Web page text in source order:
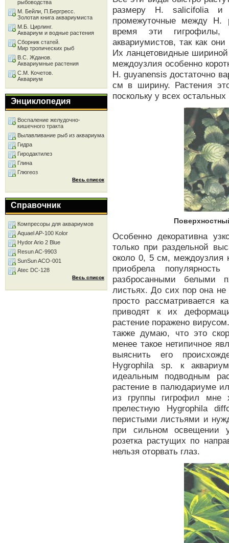
размеру Н. salicifolia и
промежуточные между Н.
время эти
аквариумистов, так как
Их ланцетовидные
междоузлия особенно
Н. guyanensis достаточно
см в ширину. Растения
поскольку у всех
Особенно декоративна
только при раздельной
около 0, 5 см,
приобрела
разбросанными белыми
листьях. До сих пор она не
просто рассматривается
приводят к их
растение поражено
также думаю, что это
менее такое нетипичное
выяснить его
Hygrophila sp. к
идеальным подводным
растение в палюдариуме
из группы гигрофил мне
прелестную Hygrophila
перистыми листьями и
при сильном освещении
розетка растущих по
нельзя оторвать глаз.
рыбоводства
М. Бейли, П.Бергресс.
Золотая книга аквариумиста
М.Б. Цирлинг.
Аквариум и водные растения
Сборник статей.
Мир тропических рыб
В.С. Жданов.
Аквариумные растения
С.М. Кочетов.
Аквариум
Энциклопедия
Воспаление желудочно-
кишечного тракта
Вылавливание рыб из аквариума
Гидра
Гиродактилез
Глина
Глюгеоз
Весь список
Справочник
Компресоры для аквариумов
Aquael AP-100 Kolor
Hydor Ario 2 Blue
Resun AC-9903
SunSun ACO-001
Atec DC-128
Весь список